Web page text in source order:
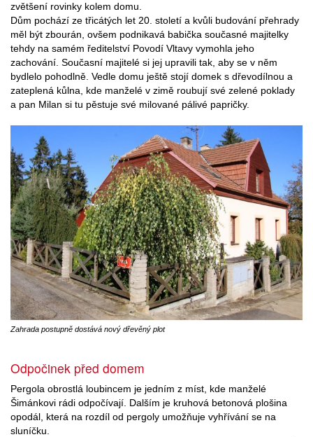
zvětšení rovinky kolem domu.
Dům pochází ze třicátých let 20. století a kvůli budování přehrady
měl být zbourán, ovšem podnikavá babička současné majitelky
tehdy na samém ředitelství Povodí Vltavy vymohla jeho
zachování. Současní majitelé si jej upravili tak, aby se v něm
bydlelo pohodlně. Vedle domu ještě stojí domek s dřevodílnou a
zateplená kůlna, kde manželé v zimě roubují své zelené poklady
a pan Milan si tu pěstuje své milované pálivé papričky.
Zahrada postupně dostává nový dřevěný plot
Odpočinek před domem
Pergola obrostlá loubincem je jedním z míst, kde manželé
Šimánkovi rádi odpočívají. Dalším je kruhová betonová plošina
opodál, která na rozdíl od pergoly umožňuje vyhřívání se na
sluníčku.